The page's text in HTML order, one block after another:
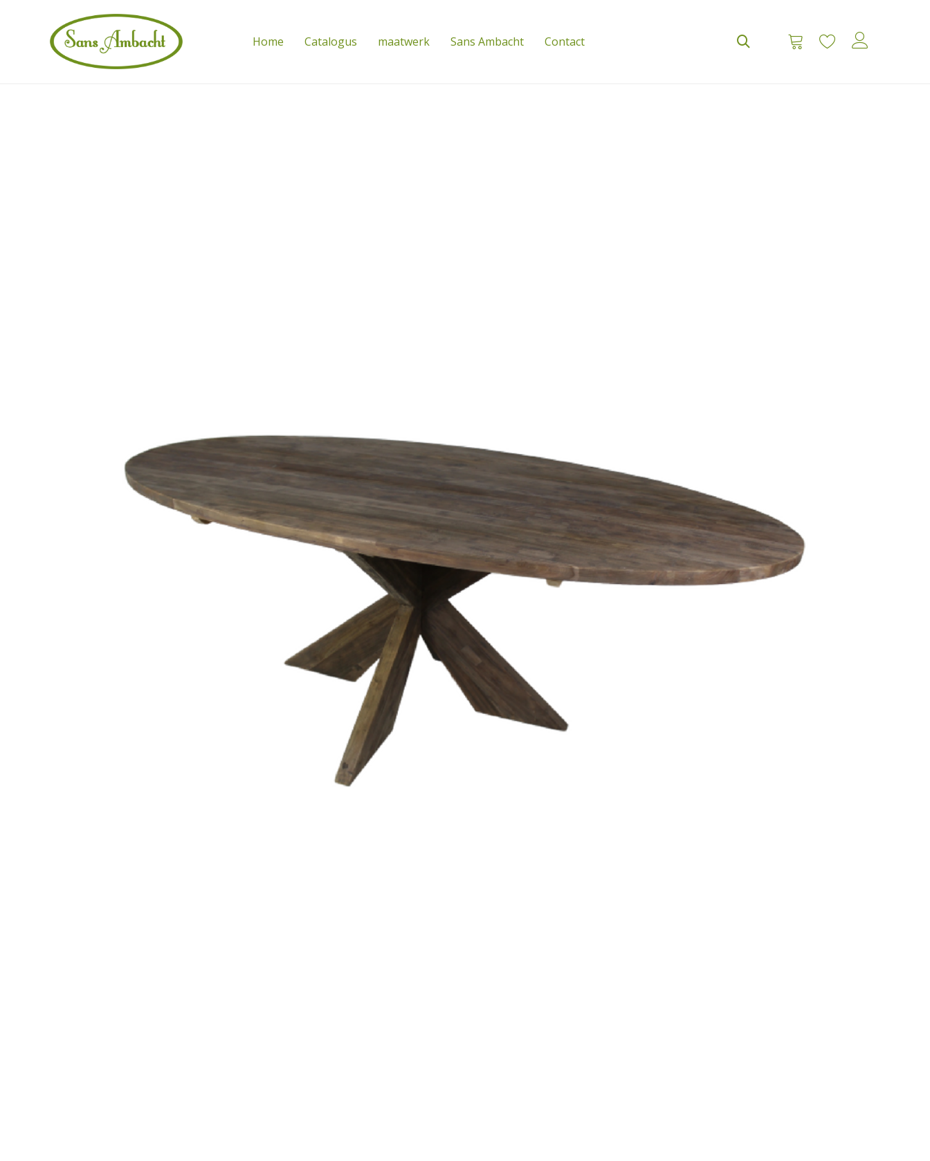
Home Catalogus maatwerk Sans Ambacht Contact